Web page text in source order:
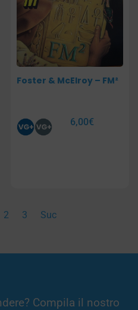
Foster & McElroy – FM²
6,00€
2 3 Suc
Compila il nostro